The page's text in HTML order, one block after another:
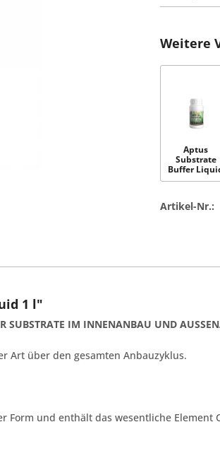
Weitere
Aptus
Substrate
Buffer
250 ml
Artikel-Nr.:
1 l"
SUBSTRATE IM INNENANBAU UND
Art über den gesamten Anbauzyklus.
Form und enthält das wesentliche Element